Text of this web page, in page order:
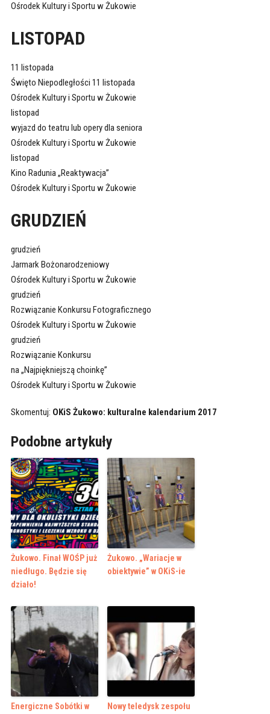
Ośrodek Kultury i Sportu w Żukowie
LISTOPAD
11 listopada
Święto Niepodległości 11 listopada
Ośrodek Kultury i Sportu w Żukowie
listopad
wyjazd do teatru lub opery dla seniora
Ośrodek Kultury i Sportu w Żukowie
listopad
Kino Radunia „Reaktywacja”
Ośrodek Kultury i Sportu w Żukowie
GRUDZIEŃ
grudzień
Jarmark Bożonarodzeniowy
Ośrodek Kultury i Sportu w Żukowie
grudzień
Rozwiązanie Konkursu Fotograficznego
Ośrodek Kultury i Sportu w Żukowie
grudzień
Rozwiązanie Konkursu
na „Najpiękniejszą choinkę”
Ośrodek Kultury i Sportu w Żukowie
Skomentuj: OKiS Żukowo: kulturalne kalendarium 2017
Podobne artykuły
Żukowo. Finał WOŚP już
niedługo. Będzie się
działo!
Żukowo. „Wariacje w
obiektywie” w OKiS-ie
Energiczne Sobótki w
Nowy teledysk zespołu